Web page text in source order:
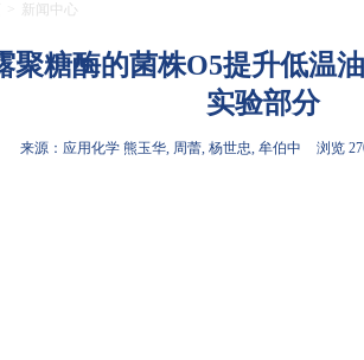
> 新闻中心
聚糖酶的菌株O5提升低
实验部分
来源：应用化学 熊玉华, 周蕾, 杨世忠, 牟伯中 浏览